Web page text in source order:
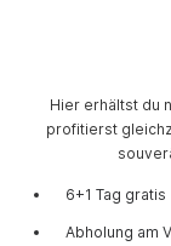
Hier erhältst du
profitierst
6+1 Tag gratis
Abholung am